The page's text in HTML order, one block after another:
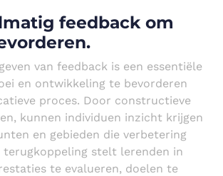
feedback om
van feedback is een essentiële
en ontwikkeling te bevorderen
proces. Door constructieve
kunnen individuen inzicht krijgen
en gebieden die verbetering
terugkoppeling stelt lerenden in
te evalueren, doelen te